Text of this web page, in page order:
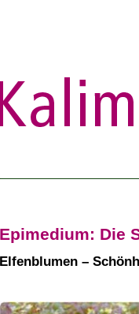
Epimedium: Die
Elfenblumen –